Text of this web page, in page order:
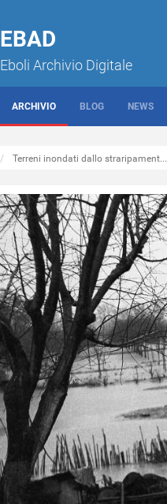
EBAD
Eboli Archivio Digitale
ARCHIVIO BLOG NEWS
Terreni inondati dallo straripament...